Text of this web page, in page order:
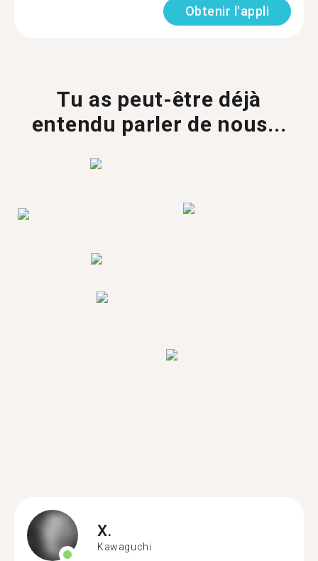
Obtenir l'appli
Tu as peut-être déjà
entendu parler de nous...
X.
Kawaguchi